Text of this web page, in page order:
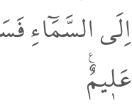
اِلَى السَّمَٓاءِ
عَل۪يمٌ۟